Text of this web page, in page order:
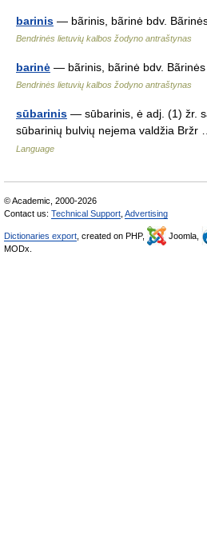
barinis — bãrinis, bãrinė bdv.
Bendrinės lietuvių kalbos žodyno antraštynas
barinė — bãrinis, bãrinė bdv.
Bendrinės lietuvių kalbos žodyno antraštynas
sūbarinis — sūbarinis, ė adj. (1) žr.
sūbarinių bulvių nejema valdžia
Language
© Academic, 2000-2026
Contact us: Technical Support Advertising
Dictionaries export , created on PHP, Joomla,
MODx.